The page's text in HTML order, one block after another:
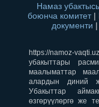
Намаз
боюнча комитет |
документи |
https://namoz-
убакыттары
маалыматтар
алардын диний
Убакыттар
өзгөрүүлөргө же